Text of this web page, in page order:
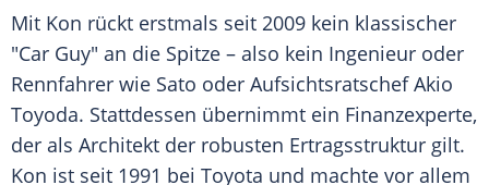
Mit Kon rückt erstmals seit 2009 kein klassischer
"Car Guy" an die Spitze – also kein Ingenieur oder
Rennfahrer wie Sato oder Aufsichtsratschef Akio
Toyoda. Stattdessen übernimmt ein Finanzexperte,
der als Architekt der robusten Ertragsstruktur gilt.
Kon ist seit 1991 bei Toyota und machte vor allem